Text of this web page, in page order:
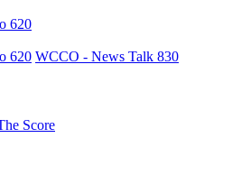
620
620 WCCO - News Talk 830
Score